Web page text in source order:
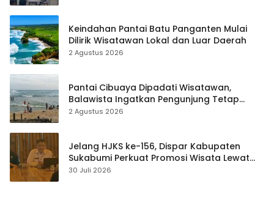
Keindahan Pantai Batu Panganten Mulai
Dilirik Wisatawan Lokal dan Luar Daerah
2 Agustus 2026
Pantai Cibuaya Dipadati Wisatawan,
Balawista Ingatkan Pengunjung Tetap
Waspada
2 Agustus 2026
Jelang HJKS ke-156, Dispar Kabupaten
Sukabumi Perkuat Promosi Wisata Lewat
Publikasi Digital
30 Juli 2026